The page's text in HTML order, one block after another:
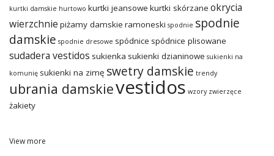
kurtki damskie hurtowo kurtki jeansowe kurtki skórzane okrycia
wierzchnie piżamy damskie ramoneski spodnie spodnie
damskie spodnie dresowe spódnice spódnice plisowane
sudadera vestidos sukienka sukienki dzianinowe sukienki na
komunię sukienki na zimę swetry damskie trendy
ubrania damskievestidos wzory zwierzęce
żakiety
View more